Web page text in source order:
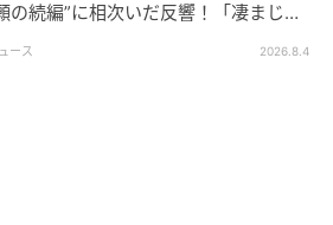
れも悪くないと思うんです。
の続編”に相次いだ反響！「凄まじく
ース 2026.8.4